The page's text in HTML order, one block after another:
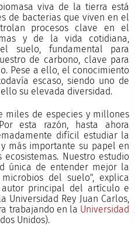
viva de la tierra está
de bacterias que viven en el
procesos clave en el
y de la vida cotidiana,
suelo, fundamental para
de carbono, clave para
Pese a ello, el conocimiento
escaso, siendo uno de
su elevada diversidad.
miles de especies y millones
esta razón, hasta ahora
difícil estudiar la
más importante su papel en
Nuestro estudio
única de entender mejor la
del suelo", explica
autor principal del artículo e
Universidad Rey Juan Carlos,
trabajando en la Universidad
Unidos).